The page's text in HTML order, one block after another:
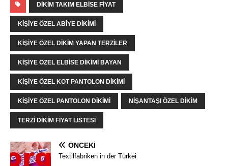
DIKIM TAKIM ELBISE FIYAT
KIŞIYE ÖZEL ABIYE DIKIMI
KIŞIYE ÖZEL DIKIM YAPAN TERZILER
KIŞIYE ÖZEL ELBISE DIKIMI BAYAN
KIŞIYE ÖZEL KOT PANTOLON DIKIMI
KIŞIYE ÖZEL PANTOLON DIKIMI NIŞANTAŞI ÖZEL DIKIM
TERZI DIKIM FIYAT LISTESI
ÖNCEKI
Textilfabriken in der Türkei